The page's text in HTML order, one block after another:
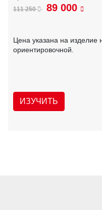
111 250 89 000
Цена указана на изделие
ориентировочной.
ИЗУЧИТЬ